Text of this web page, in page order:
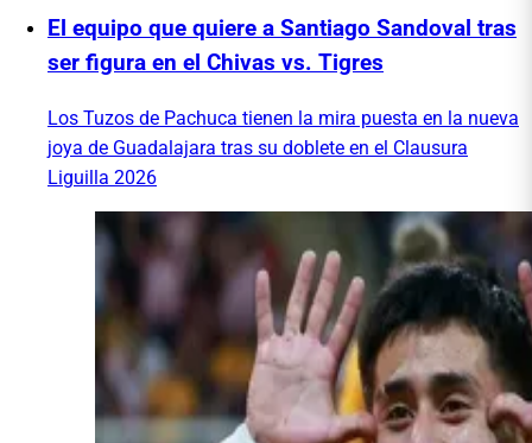
El equipo que quiere a Santiago Sandoval tras
ser figura en el Chivas vs. Tigres
Los Tuzos de Pachuca tienen la mira puesta en la nueva
joya de Guadalajara tras su doblete en el Clausura
Liguilla 2026